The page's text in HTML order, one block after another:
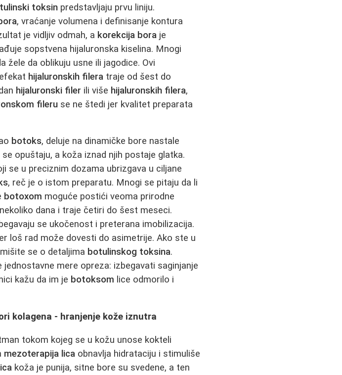
toksin predstavljaju prvu liniju.
, vraćanje volumena i definisanje kontura
je vidljiv odmah, a korekcija bora je
sopstvena hijaluronska kiselina. Mnogi
žele da oblikuju usne ili jagodice. Ovi
hijaluronskih filera traje od šest do
hijaluronski filer ili više hijaluronskih filera,
fileru se ne štedi jer kvalitet preparata
botoks, deluje na dinamičke bore nastale
opuštaju, a koža iznad njih postaje glatka.
se u preciznim dozama ubrizgava u ciljane
, reč je o istom preparatu. Mnogi se pitaju da li
botoxom moguće postići veoma prirodne
dana i traje četiri do šest meseci.
se ukočenost i preterana imobilizacija.
loš rad može dovesti do asimetrije. Ako ste u
se o detaljima botulinskog toksina.
jednostavne mere opreza: izbegavati saginjanje
kažu da im je botoksom lice odmorilo i
kolagena - hranjenje kože iznutra
tokom kojeg se u kožu unose kokteli
mezoterapija lica obnavlja hidrataciju i stimuliše
koža je punija, sitne bore su svedene, a ten